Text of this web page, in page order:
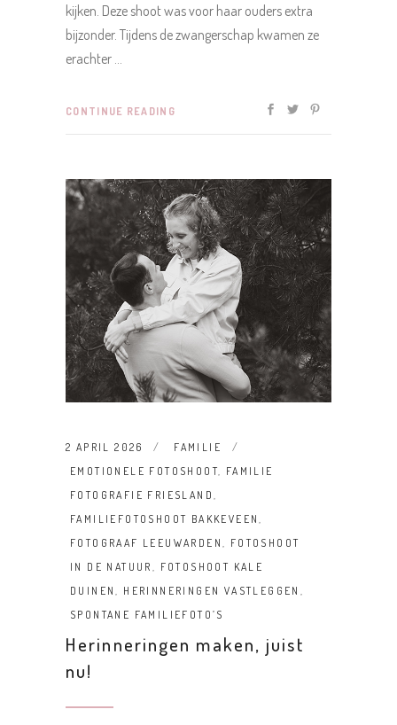
kijken. Deze shoot was voor haar ouders extra
bijzonder. Tijdens de zwangerschap kwamen ze
erachter
CONTINUE READING
2 APRIL 2026
FAMILIE
EMOTIONELE FOTOSHOOT
FAMILIE
FOTOGRAFIE FRIESLAND
FAMILIEFOTOSHOOT BAKKEVEEN
FOTOGRAAF LEEUWARDEN
FOTOSHOOT
IN DE NATUUR
FOTOSHOOT KALE
DUINEN
HERINNERINGEN VASTLEGGEN
SPONTANE FAMILIEFOTO’S
Herinneringen maken, juist
nu!